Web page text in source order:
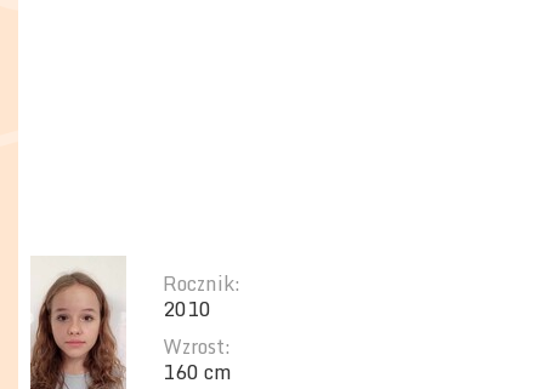
Rocznik:
2010
Wzrost:
160 cm